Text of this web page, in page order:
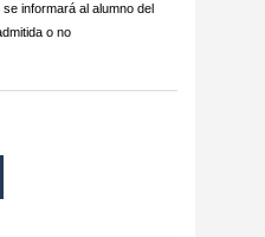
informará al alumno del
o no